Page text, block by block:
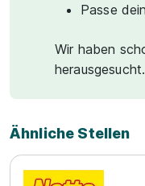
Passe
Wir haben
herausgesucht.
Ähnliche Stellen